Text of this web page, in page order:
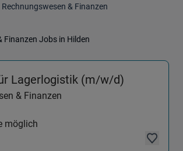
Rechnungswesen & Finanzen
Finanzen Jobs in Hilden
Lagerlogistik (m/w/d)
& Finanzen
möglich